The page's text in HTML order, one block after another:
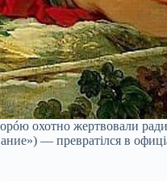
охотно жертвовали
— превратiлся в